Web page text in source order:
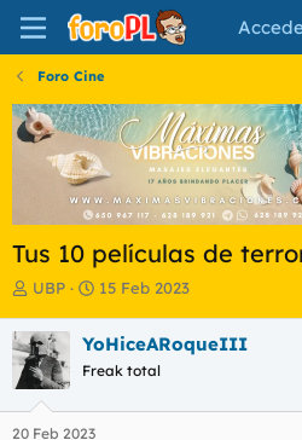
Foro Cine
Tus 10 películas de
I
i
c
i
a
d
UBP
F
h
a
e
15 Feb 2023
YoHiceARoqueIII
Freak total
20 Feb 2023